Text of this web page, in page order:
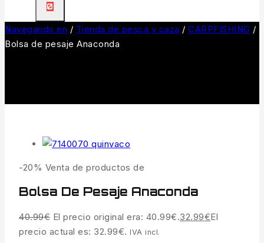
0
Navegando en / Tienda de pesca y caza / CARPFISHING /
Bolsa de pesaje Anaconda
-20% Venta de productos de
Bolsa De Pesaje Anaconda
40.99€ El precio original era: 40.99€.32.99€El
precio actual es: 32.99€. IVA incl.